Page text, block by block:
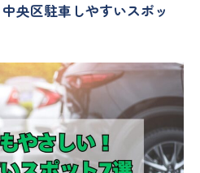
央区駐車しやすいスポッ